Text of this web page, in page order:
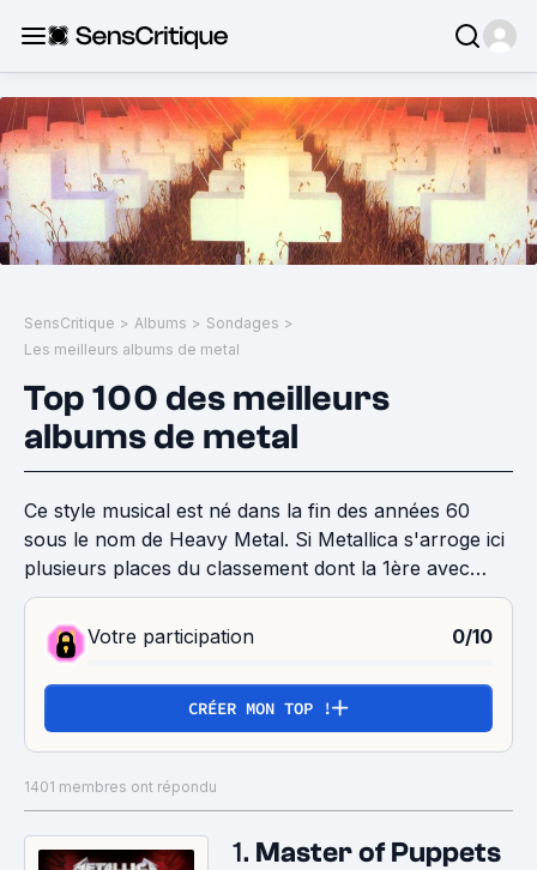
SensCritique > Albums > Sondages >
Les meilleurs albums de metal
Top 100 des meilleurs
albums de metal
Ce style musical est né dans la fin des années 60
sous le nom de Heavy Metal. Si Metallica s'arroge ici
plusieurs places du classement dont la 1ère avec
"Master of Puppets", Rage Against the Machine,
Megadeth, Pantera, Slayer et bien d'autres semblent
avoir également fait leurs preuves.
Votre participation 0/10
CRÉER MON TOP !
1401 membres ont répondu
1. Master of Puppets